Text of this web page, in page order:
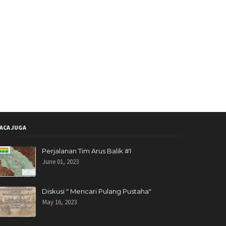
JUGA
Perjalanan Tim Arus Balik #1
June 01, 2023
Diskusi " Mencari Pulang Pustaha"
May 16, 2023